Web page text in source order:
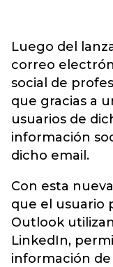
Luego del
correo
social de
que gracias a
usuarios de
información
dicho email.
Con esta
que el usuario
Outlook
LinkedIn,
información de